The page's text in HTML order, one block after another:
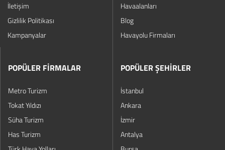
İletişim
Gizlilik Politikası
Kampanyalar
Havaalanları
Blog
Havayolu Firmaları
POPÜLER FİRMALAR
Metro Turizm
Tokat Yıldızı
Süha Turizm
Has Turizm
POPÜLER ŞEHİRLER
İstanbul
Ankara
İzmir
Antalya